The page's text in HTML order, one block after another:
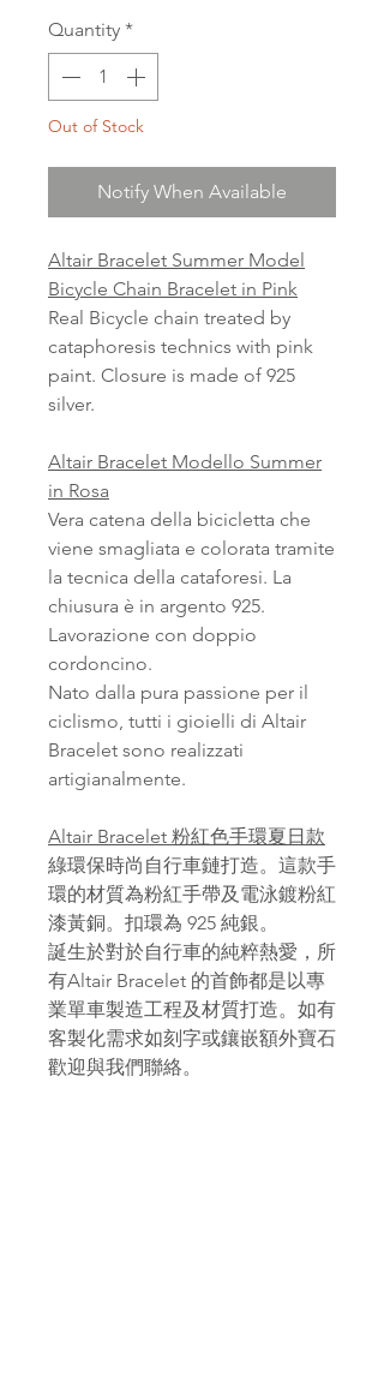
Quantity *
Out of Stock
Notify When Available
Altair Bracelet Summer Model
Bicycle Chain Bracelet in Pink
Real Bicycle chain treated by
cataphoresis technics with pink
paint. Closure is made of 925
silver.
Altair Bracelet Modello Summer
in Rosa
Vera catena della bicicletta che
viene smagliata e colorata tramite
la tecnica della cataforesi. La
chiusura è in argento 925.
Lavorazione con doppio
cordoncino.
Nato dalla pura passione per il
ciclismo, tutti i gioielli di Altair
Bracelet sono realizzati
artigianalmente.
Altair Bracelet 粉紅色手環夏日款
綠環保時尚自行車鏈打造。這款手
環的材質為粉紅手帶及電泳鍍粉紅
漆黃銅。扣環為 925 純銀。
誕生於對於自行車的純粹熱愛，所
有Altair Bracelet 的首飾都是以專
業單車製造工程及材質打造。如有
客製化需求如刻字或鑲嵌額外寶石
歡迎與我們聯絡。